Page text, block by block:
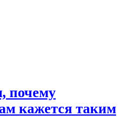
почему
кажется таким